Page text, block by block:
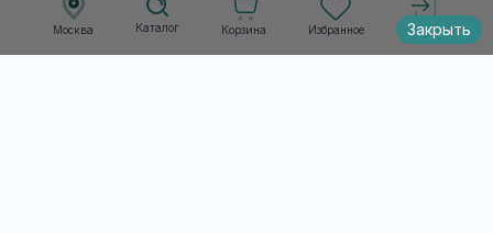
Москва Каталог Корзина Избранное Войти
Закрыть